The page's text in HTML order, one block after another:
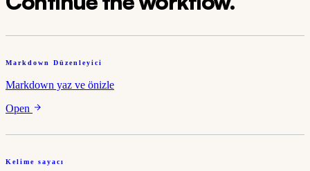
Markdown Düzenleyici
Markdown yaz ve önizle
Open
Kelime sayacı